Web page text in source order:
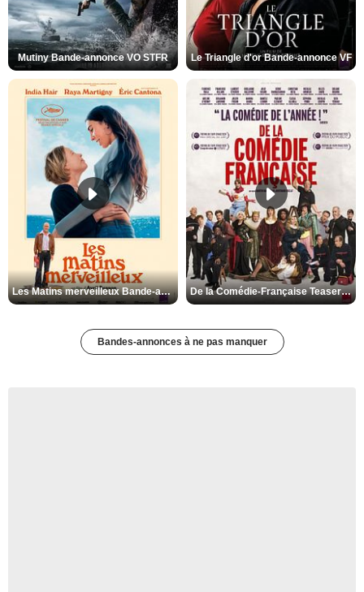
Mutiny Bande-annonce VO STFR Le Triangle d'or Bande-annonce VF
Les Matins merveilleux Bande-annonce VF De la Comédie-Française Teaser VF
Bandes-annonces à ne pas manquer